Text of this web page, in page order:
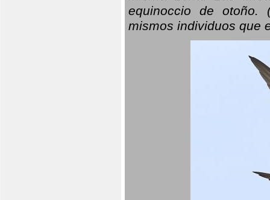
equinoccio de otoño.
mismos individuos que